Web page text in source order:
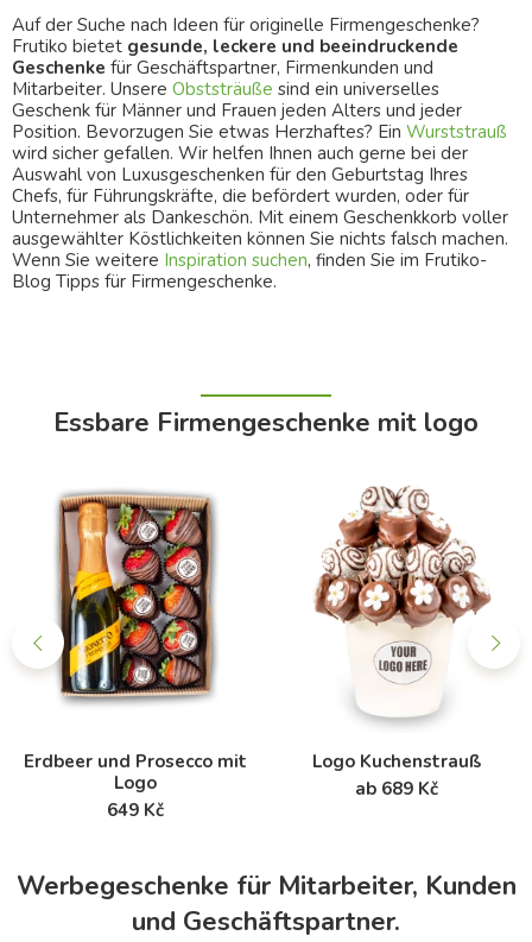
Auf der Suche nach Ideen für originelle Firmengeschenke?
Frutiko bietet gesunde, leckere und beeindruckende
Geschenke für Geschäftspartner, Firmenkunden und
Mitarbeiter. Unsere Obststräuße sind ein universelles
Geschenk für Männer und Frauen jeden Alters und jeder
Position. Bevorzugen Sie etwas Herzhaftes? Ein Wurststrauß
wird sicher gefallen. Wir helfen Ihnen auch gerne bei der
Auswahl von Luxusgeschenken für den Geburtstag Ihres
Chefs, für Führungskräfte, die befördert wurden, oder für
Unternehmer als Dankeschön. Mit einem Geschenkkorb voller
ausgewählter Köstlichkeiten können Sie nichts falsch machen.
Wenn Sie weitere Inspiration suchen, finden Sie im Frutiko-
Blog Tipps für Firmengeschenke.
Essbare Firmengeschenke mit logo
Erdbeer und Prosecco mit
Logo
649 Kč
Logo Kuchenstrauß
ab 689 Kč
Werbegeschenke für Mitarbeiter, Kunden
und Geschäftspartner.